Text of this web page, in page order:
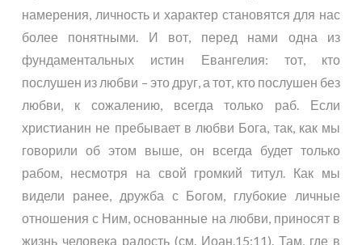
намерения, личность и характер становятся для нас
более понятными. И вот, перед нами одна из
фундаментальных истин Евангелия: тот, кто
послушен из любви – это друг, а тот, кто послушен без
любви, к сожалению, всегда только раб. Если
христианин не пребывает в любви Бога, так, как мы
говорили об этом выше, он всегда будет только
рабом, несмотря на свой громкий титул. Как мы
видели ранее, дружба с Богом, глубокие личные
отношения с Ним, основанные на любви, приносят в
жизнь человека радость (см. Иоан.15:11 ). Там, где в